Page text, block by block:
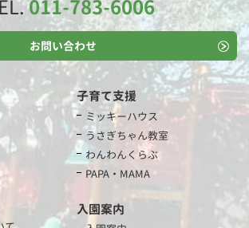
011-783-6006
お問い合わせ
子育て支援
ミッキーハウス
うさぎちゃん教室
わんわんくらぶ
PAPA・MAMA
入園案内